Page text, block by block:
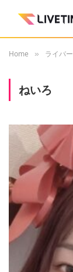
Home » ライバー
ねいろ